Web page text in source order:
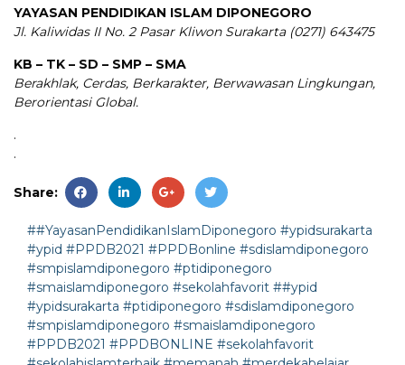
YAYASAN PENDIDIKAN ISLAM DIPONEGORO
Jl. Kaliwidas II No. 2 Pasar Kliwon Surakarta (0271) 643475
KB – TK – SD – SMP – SMA
Berakhlak, Cerdas, Berkarakter, Berwawasan Lingkungan,
Berorientasi Global.
.
.
Share:
##YayasanPendidikanIslamDiponegoro #ypidsurakarta
#ypid #PPDB2021 #PPDBonline #sdislamdiponegoro
#smpislamdiponegoro #ptidiponegoro
#smaislamdiponegoro #sekolahfavorit ##ypid
#ypidsurakarta #ptidiponegoro #sdislamdiponegoro
#smpislamdiponegoro #smaislamdiponegoro
#PPDB2021 #PPDBONLINE #sekolahfavorit